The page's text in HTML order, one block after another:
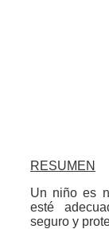
RESUMEN
Un niño es
esté
seguro y